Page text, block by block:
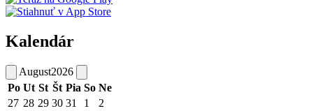
Kalendár
August2026
Po Ut St Št Pia So Ne
27 28 29 30 31 1
2